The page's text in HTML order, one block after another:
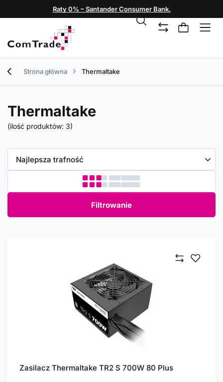
Raty 0% – Santander Consumer Bank.
Strona główna Thermaltake
Thermaltake
(ilość produktów: 3)
Zmień sortowanie
Najlepsza trafność
Filtrowanie
Zasilacz Thermaltake TR2 S 700W 80 Plus